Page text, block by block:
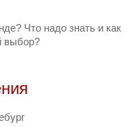
Что надо знать и как
выбор?